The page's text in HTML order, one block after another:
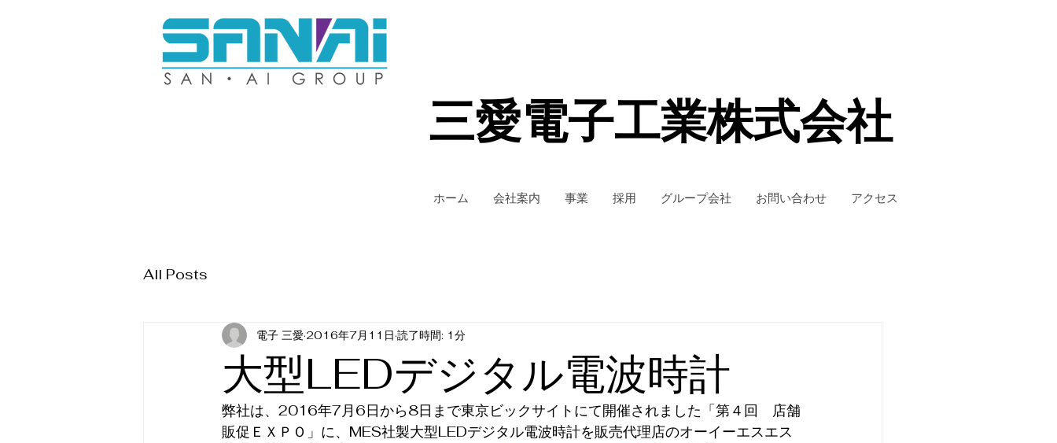
三愛電子工業株式会社
ホーム 会社案内 事業 採用 グループ会社 お問い合わせ アクセス
All Posts
大型LEDデジタル電波時計
電子 三愛 2016年7月11日 読了時間: 1分
弊社は、2016年7月6日から8日まで東京ビックサイトにて開催されました「第４回　店舗
販促ＥＸＰＯ」に、MES社製大型LEDデジタル電波時計を販売代理店のオーイーエスエス